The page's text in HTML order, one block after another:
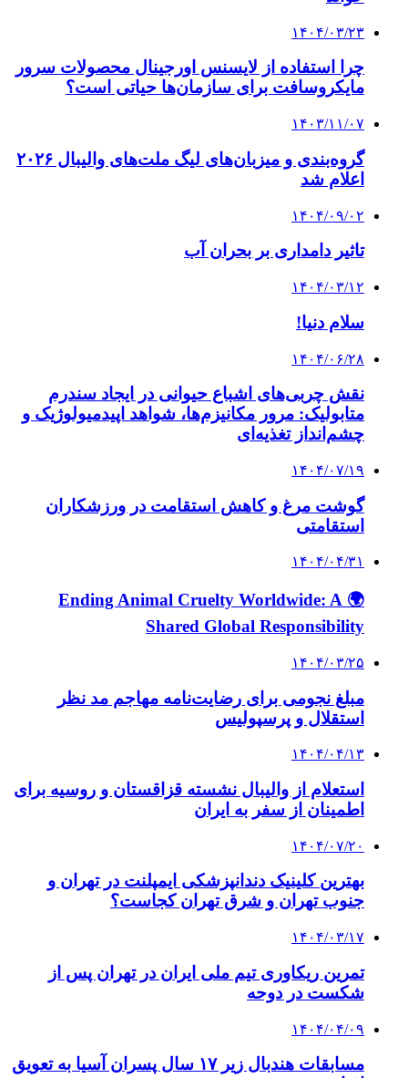
۱۴۰۴/۰۳/۲۳
چرا استفاده از لایسنس اورجینال محصولات سرور
مایکروسافت برای سازمان‌ها حیاتی است؟
۱۴۰۳/۱۱/۰۷
گروه‌بندی و میزبان‌های لیگ ملت‌های والیبال ۲۰۲۶
اعلام شد
۱۴۰۴/۰۹/۰۲
تاثیر دامداری بر بحران آب
۱۴۰۴/۰۳/۱۲
سلام دنیا!
۱۴۰۴/۰۶/۲۸
نقش چربی‌های اشباع حیوانی در ایجاد سندرم
متابولیک: مرور مکانیزم‌ها، شواهد اپیدمیولوژیک و
چشم‌انداز تغذیه‌ای
۱۴۰۴/۰۷/۱۹
گوشت مرغ و کاهش استقامت در ورزشکاران
استقامتی
۱۴۰۴/۰۴/۳۱
🌍 Ending Animal Cruelty Worldwide: A
Shared Global Responsibility
۱۴۰۴/۰۳/۲۵
مبلغ نجومی برای رضایت‌نامه مهاجم مد نظر
استقلال و پرسپولیس
۱۴۰۴/۰۴/۱۳
استعلام از والیبال نشسته قزاقستان و روسیه برای
اطمینان از سفر به ایران
۱۴۰۴/۰۷/۲۰
بهترین کلینیک دندانپزشکی ایمپلنت در تهران و
جنوب تهران و شرق تهران کجاست؟
۱۴۰۴/۰۳/۱۷
تمرین ریکاوری تیم ملی ایران در تهران پس از
شکست در دوحه
۱۴۰۴/۰۴/۰۹
مسابقات هندبال زیر ۱۷ سال پسران آسیا به تعویق